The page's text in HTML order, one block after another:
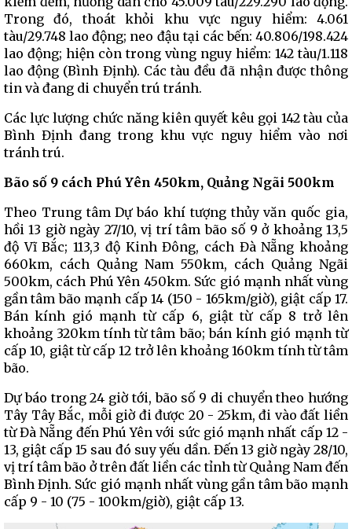
Trong đó, thoát khỏi khu vực nguy hiểm: 4.061
tàu/29.748 lao động; neo đậu tại các bến: 40.806/198.424
lao động; hiện còn trong vùng nguy hiểm: 142 tàu/1.118
lao động (Bình Định). Các tàu đều đã nhận được thông
tin và đang di chuyển trú tránh.
Các lực lượng chức năng kiên quyết kêu gọi 142 tàu của
Bình Định đang trong khu vực nguy hiểm vào nơi
tránh trú.
Bão số 9 cách Phú Yên 450km, Quảng Ngãi 500km
Theo Trung tâm Dự báo khí tượng thủy văn quốc gia,
hồi 13 giờ ngày 27/10, vị trí tâm bão số 9 ở khoảng 13,5
độ Vĩ Bắc; 113,3 độ Kinh Đông, cách Đà Nẵng khoảng
660km, cách Quảng Nam 550km, cách Quảng Ngãi
500km, cách Phú Yên 450km. Sức gió mạnh nhất vùng
gần tâm bão mạnh cấp 14 (150 - 165km/giờ), giật cấp 17.
Bán kính gió mạnh từ cấp 6, giật từ cấp 8 trở lên
khoảng 320km tính từ tâm bão; bán kính gió mạnh từ
cấp 10, giật từ cấp 12 trở lên khoảng 160km tính từ tâm
bão.
Dự báo trong 24 giờ tới, bão số 9 di chuyển theo hướng
Tây Tây Bắc, mỗi giờ đi được 20 - 25km, đi vào đất liền
từ Đà Nẵng đến Phú Yên với sức gió mạnh nhất cấp 12 -
13, giật cấp 15 sau đó suy yếu dần. Đến 13 giờ ngày 28/10,
vị trí tâm bão ở trên đất liền các tỉnh từ Quảng Nam đến
Bình Định. Sức gió mạnh nhất vùng gần tâm bão mạnh
cấp 9 - 10 (75 - 100km/giờ), giật cấp 13.